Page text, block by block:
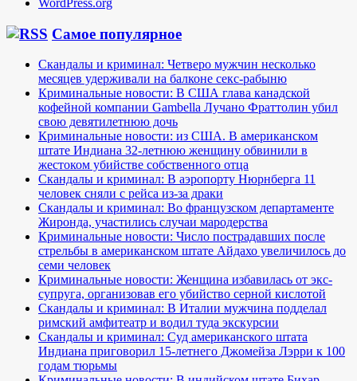
WordPress.org
Самое популярное
Скандалы и криминал: Четверо мужчин несколько
месяцев удерживали на балконе секс-рабыню
Криминальные новости: В США глава канадской
кофейной компании Gambella Лучано Фраттолин убил
свою девятилетнюю дочь
Криминальные новости: из США. В американском
штате Индиана 32-летнюю женщину обвинили в
жестоком убийстве собственного отца
Скандалы и криминал: В аэропорту Нюрнберга 11
человек сняли с рейса из-за драки
Скандалы и криминал: Во французском департаменте
Жиронда, участились случаи мародерства
Криминальные новости: Число пострадавших после
стрельбы в американском штате Айдахо увеличилось до
семи человек
Криминальные новости: Женщина избавилась от экс-
супруга, организовав его убийство серной кислотой
Скандалы и криминал: В Италии мужчина подделал
римский амфитеатр и водил туда экскурсии
Скандалы и криминал: Суд американского штата
Индиана приговорил 15-летнего Джомейза Лэрри к 100
годам тюрьмы